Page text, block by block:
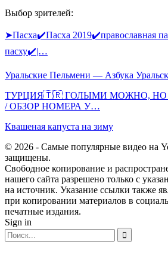
Выбор зрителей:
➤Пасха✔️Пасха 2019✔️православная
пасху✔️|…
Уральские Пельмени — Азбука
ТУРЦИЯ🇹🇷 ГОЛЫМИ МОЖНО, НО
/ ОБЗОР НОМЕРА У…
Квашеная капуста на зиму
© 2026 - Самые популярные видео на
защищены.
Свободное копирование и
нашего сайта разрешено только с
на источник. Указание ссылки также
при копировании материалов в
печатные издания.
Sign in